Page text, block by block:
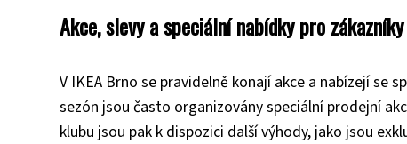
Akce, slevy a speciální nabídky pro zákazníky
V IKEA Brno se pravidelně konají akce a nabízejí se
sezón jsou často organizovány speciální prodejní
klubu jsou pak k dispozici další výhody, jako jsou